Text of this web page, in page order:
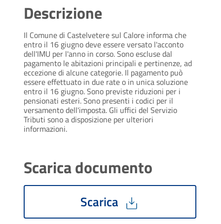
Descrizione
Il Comune di Castelvetere sul Calore informa che
entro il 16 giugno deve essere versato l'acconto
dell'IMU per l'anno in corso. Sono escluse dal
pagamento le abitazioni principali e pertinenze, ad
eccezione di alcune categorie. Il pagamento può
essere effettuato in due rate o in unica soluzione
entro il 16 giugno. Sono previste riduzioni per i
pensionati esteri. Sono presenti i codici per il
versamento dell'imposta. Gli uffici del Servizio
Tributi sono a disposizione per ulteriori
informazioni.
Scarica documento
Scarica